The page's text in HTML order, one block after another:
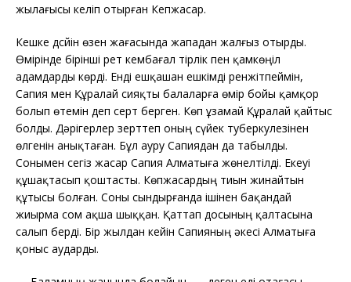
жылағысы келіп отырған Кепжасар.
Кешке дсйін өзен жағасында жападан жалғыз отырды.
Өмірінде бірінші рет кембағал тірлік пен қамкөңіл
адамдарды көрді. Енді ешқашан ешкімді ренжітпеймін,
Сапия мен Құралай сияқты балаларға өмір бойы қамқор
болып өтемін деп серт берген. Көп ұзамай Құралай қайтыс
болды. Дәрігерлер зерттеп оның сүйек туберкулезінен
өлгенін анықтаған. Бұл ауру Сапиядан да табылды.
Сонымен сегіз жасар Сапия Алматыға жөнелтілді. Екеуі
құшақтасып қоштасты. Көпжасардың тиын жинайтын
құтысы болған. Соны сындырғанда ішінен бақандай
жиырма сом ақша шыққан. Қаттап досының қалтасына
салып берді. Бір жылдан кейін Сапияның әкесі Алматыға
қоныс аударды.